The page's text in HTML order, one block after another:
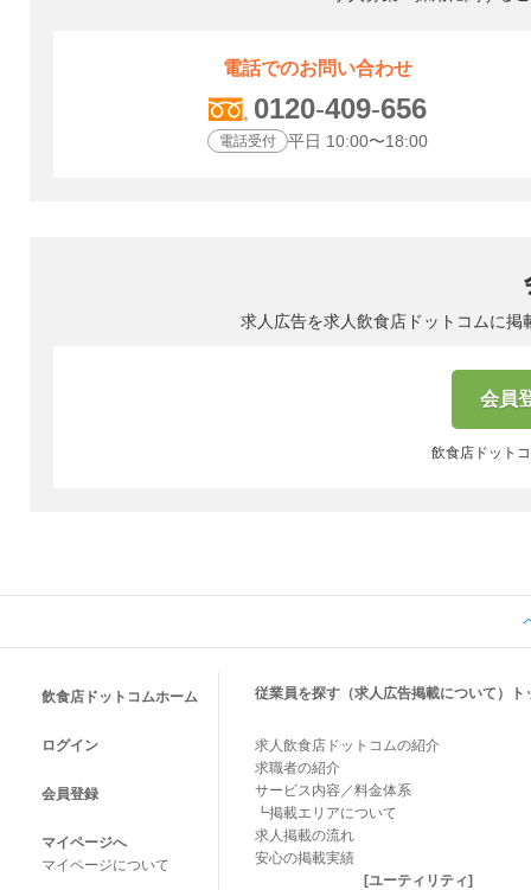
電話でのお問い合わせ
0120-409-656
電話受付 平日 10:00〜18:00
求人広告を求人飲食店ドットコムに
会員
飲食店ドット
飲食店ドットコムホーム
ログイン
会員登録
マイページへ
マイページについて
従業員を探す（求人広告掲載について）ト
求人飲食店ドットコムの紹介
求職者の紹介
サービス内容／料金体系
┗掲載エリアについて
求人掲載の流れ
安心の掲載実績
[ユーティリティ]